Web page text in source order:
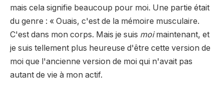
mais cela signifie beaucoup pour moi. Une partie était
du genre : « Ouais, c'est de la mémoire musculaire.
C'est dans mon corps. Mais je suis moimaintenant, et
je suis tellement plus heureuse d'être cette version de
moi que l'ancienne version de moi qui n'avait pas
autant de vie à mon actif.